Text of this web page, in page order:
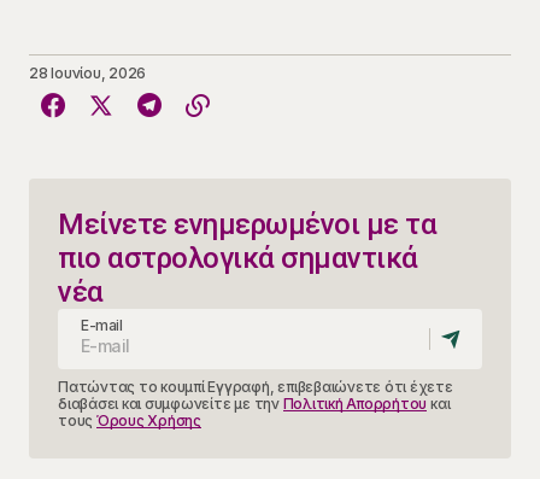
28 Ιουνίου, 2026
Μείνετε ενημερωμένοι με τα
πιο αστρολογικά σημαντικά
νέα
E-mail
Πατώντας το κουμπί Εγγραφή, επιβεβαιώνετε ότι έχετε
διαβάσει και συμφωνείτε με την Πολιτική Απορρήτου και
τους Όρους Χρήσης